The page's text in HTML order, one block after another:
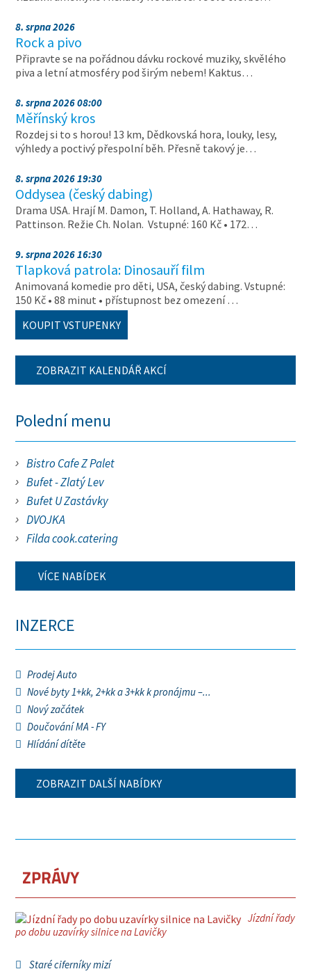
8. srpna 2026
Rock a pivo
Připravte se na pořádnou dávku rockové muziky, skvělého
piva a letní atmosféry pod širým nebem! Kaktus…
8. srpna 2026 08:00
Měřínský kros
Rozdej si to s horou! 13 km, Dědkovská hora, louky, lesy,
výhledy a poctivý přespolní běh. Přesně takový je…
8. srpna 2026 19:30
Oddysea (český dabing)
Drama USA. Hrají M. Damon, T. Holland, A. Hathaway, R.
Pattinson. Režie Ch. Nolan. Vstupné: 160 Kč • 172…
9. srpna 2026 16:30
Tlapková patrola: Dinosauří film
Animovaná komedie pro děti, USA, český dabing. Vstupné:
150 Kč • 88 minut • přístupnost bez omezení …
KOUPIT VSTUPENKY
ZOBRAZIT KALENDÁŘ AKCÍ
Polední menu
Bistro Cafe Z Palet
Bufet - Zlatý Lev
Bufet U Zastávky
DVOJKA
Filda cook.catering
VÍCE NABÍDEK
INZERCE
Prodej Auto
Nové byty 1+kk, 2+kk a 3+kk k pronájmu –...
Nový začátek
Doučování MA - FY
Hlídání dítěte
ZOBRAZIT DALŠÍ NABÍDKY
ZPRÁVY
Jízdní řady
po dobu uzavírky silnice na Lavičky
Staré ciferníky mizí